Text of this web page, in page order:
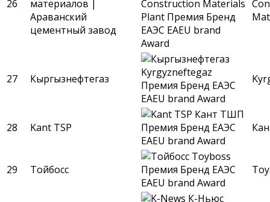
26
материалов |
Араванский
цементный завод
27 Кыргызнефтегаз
28 Kant TSP
29 Тойбосс